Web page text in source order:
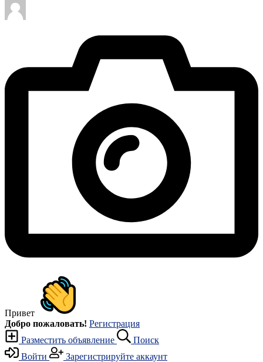
Привет
Добро пожаловать! Регистрация
Разместить объявление
Поиск
Войти
Зарегистрируйте аккаунт